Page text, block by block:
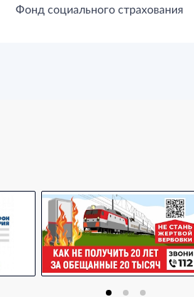
Фонд социального страхования